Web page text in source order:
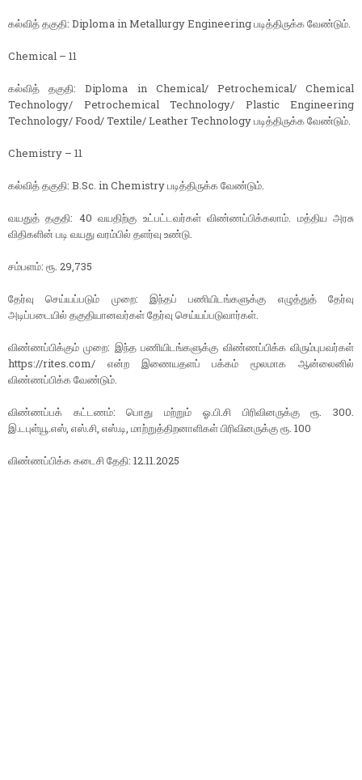
கல்வித் தகுதி: Diploma in Metallurgy Engineering படித்திருக்க வேண்டும்.
Chemical – 11
கல்வித் தகுதி: Diploma in Chemical/ Petrochemical/ Chemical
Technology/ Petrochemical Technology/ Plastic Engineering
Technology/ Food/ Textile/ Leather Technology படித்திருக்க வேண்டும்.
Chemistry – 11
கல்வித் தகுதி: B.Sc. in Chemistry படித்திருக்க வேண்டும்.
வயதுத் தகுதி: 40 வயதிற்கு உட்பட்டவர்கள் விண்ணப்பிக்கலாம். மத்திய அரசு
விதிகளின் படி வயது வரம்பில் தளர்வு உண்டு.
சம்பளம்: ரூ. 29,735
தேர்வு செய்யப்படும் முறை: இந்தப் பணியிடங்களுக்கு எழுத்துத் தேர்வு
அடிப்படையில் தகுதியானவர்கள் தேர்வு செய்யப்படுவார்கள்.
விண்ணப்பிக்கும் முறை: இந்த பணியிடங்களுக்கு விண்ணப்பிக்க விரும்புபவர்கள்
https://rites.com/ என்ற இணையதளப் பக்கம் மூலமாக ஆன்லைனில்
விண்ணப்பிக்க வேண்டும்.
விண்ணப்பக் கட்டணம்: பொது மற்றும் ஓ.பி.சி பிரிவினருக்கு ரூ. 300.
இ.டபுள்யூ.எஸ், எஸ்.சி, எஸ்.டி, மாற்றுத்திறனாளிகள் பிரிவினருக்கு ரூ. 100
விண்ணப்பிக்க கடைசி தேதி: 12.11.2025